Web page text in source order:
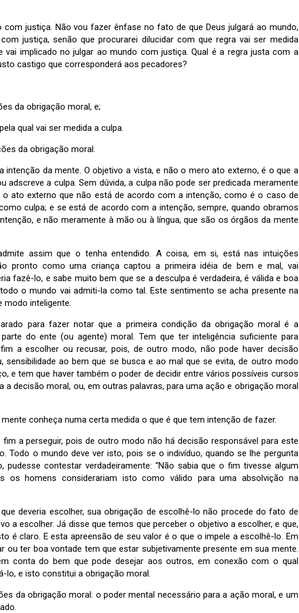
com justiça. Não vou fazer ênfase no fato de que Deus julgará ao mundo,
justiça, senão que procurarei dilucidar com que regra vai ser medida
vai implicado no julgar ao mundo com justiça. Qual é a regra justa com a
castigo que corresponderá aos pecadores?
da obrigação moral, e;
qual vai ser medida a culpa.
da obrigação moral.
intenção da mente. O objetivo a vista, e não o mero ato externo, é o que a
adscreve a culpa. Sem dúvida, a culpa não pode ser predicada meramente
ato externo que não está de acordo com a intenção, como é o caso de
culpa; e se está de acordo com a intenção, sempre, quando obramos
e não meramente à mão ou à língua, que são os órgãos da mente
assim que o tenha entendido. A coisa, em si, está nas intuições
pronto como uma criança captou a primeira idéia de bem e mal, vai
fazê-lo, e sabe muito bem que se a desculpa é verdadeira, é válida e boa
o mundo vai admiti-la como tal. Este sentimento se acha presente na
modo inteligente.
para fazer notar que a primeira condição da obrigação moral é a
do ente (ou agente) moral. Tem que ter inteligência suficiente para
a escolher ou recusar, pois, de outro modo, não pode haver decisão
sensibilidade ao bem que se busca e ao mal que se evita, de outro modo
e tem que haver também o poder de decidir entre vários possíveis cursos
a decisão moral, ou, em outras palavras, para uma ação e obrigação moral
conheça numa certa medida o que é que tem intenção de fazer.
a perseguir, pois de outro modo não há decisão responsável para este
Todo o mundo deve ver isto, pois se o indivíduo, quando se lhe pergunta
pudesse contestar verdadeiramente: “Não sabia que o fim tivesse algum
os homens considerariam isto como válido para uma absolvição na
deveria escolher, sua obrigação de escolhê-lo não procede do fato de
a escolher. Já disse que temos que perceber o objetivo a escolher, e que,
é claro. E esta apreensão de seu valor é o que o impele a escolhê-lo. Em
ou ter boa vontade tem que estar subjetivamente presente em sua mente.
conta do bem que pode desejar aos outros, em conexão com o qual
lo, e isto constitui a obrigação moral.
da obrigação moral: o poder mental necessário para a ação moral, e um